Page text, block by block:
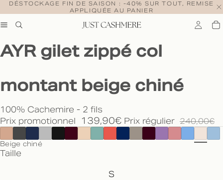
DÉSTOCKAGE FIN DE SAISON : -40% SUR TOUT, REMISE
APPLIQUÉE AU PANIER
AYR gilet zippé col
montant beige chiné
100% Cachemire - 2 fils
Prix promotionnel
139,90€ Prix régulier 240,00€
Beige chiné
Taille
S